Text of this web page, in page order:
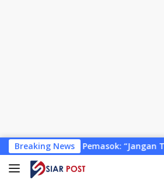
Langsung
ke
konten
Breaking News
“Jangan Tunggu Laut Rusak!”